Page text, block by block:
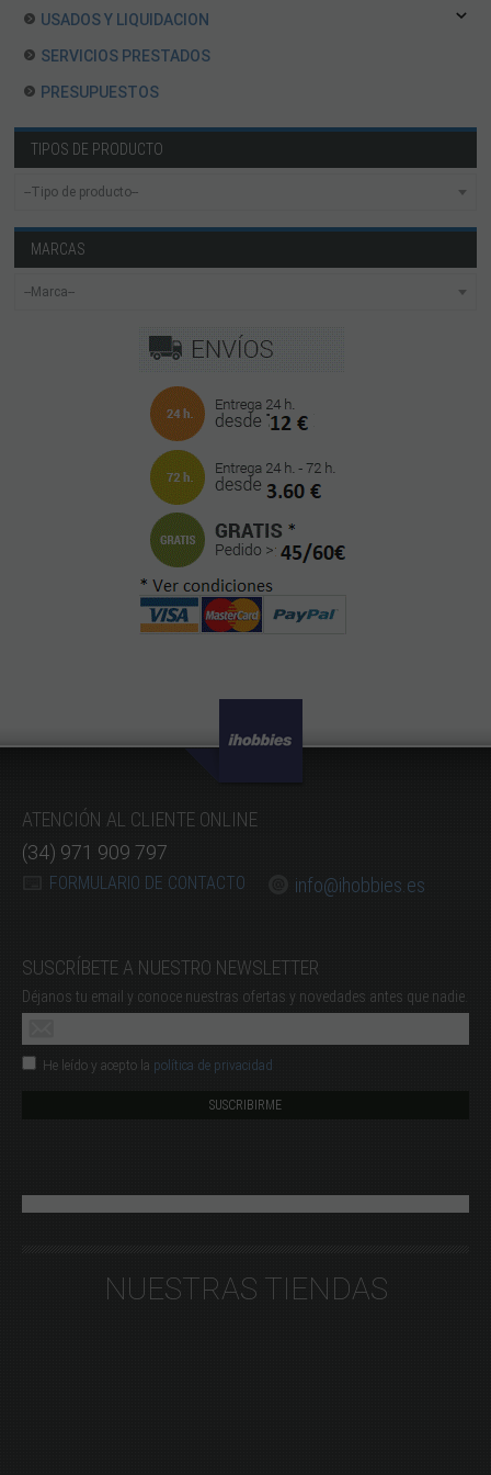
USADOS Y LIQUIDACION
SERVICIOS PRESTADOS
PRESUPUESTOS
TIPOS DE PRODUCTO
MARCAS
ATENCIÓN AL CLIENTE ONLINE
(34) 971 909 797
FORMULARIO DE CONTACTO info@ihobbies.es
SUSCRÍBETE A NUESTRO NEWSLETTER
Déjanos tu email y conoce nuestras ofertas y novedades antes que nadie.
He leído y acepto la política de privacidad
NUESTRAS TIENDAS